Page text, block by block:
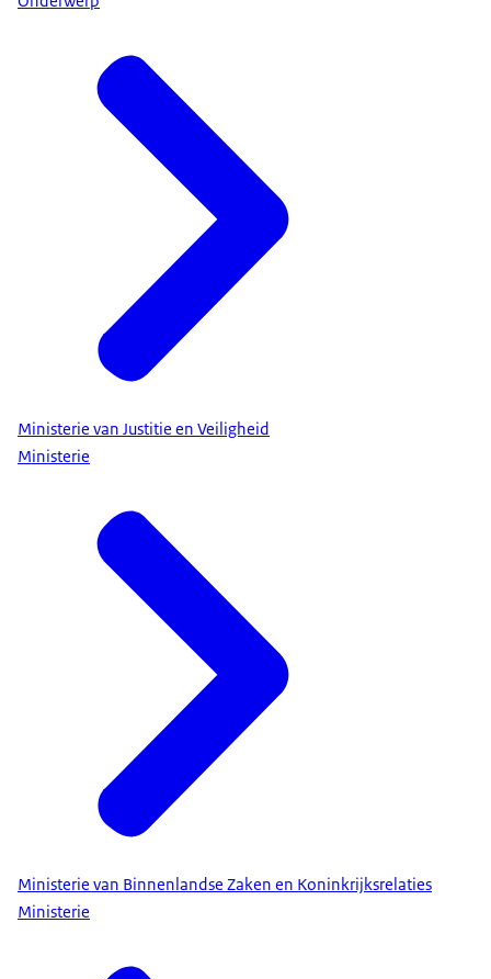
Ministerie van Justitie en Veiligheid
Ministerie
Ministerie van Binnenlandse Zaken en Koninkrijksrelaties
Ministerie